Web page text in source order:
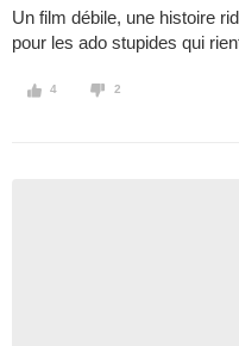
Un film débile, une histoire
pour les ado stupides qui
4 2